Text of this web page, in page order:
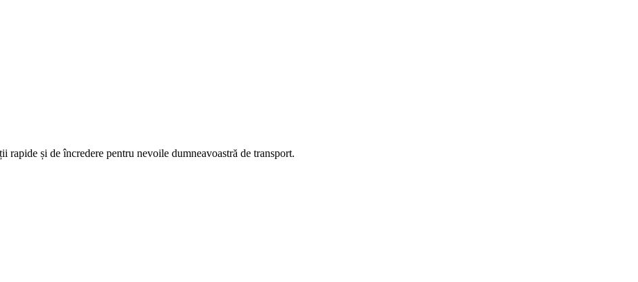
și de încredere pentru nevoile dumneavoastră de transport.